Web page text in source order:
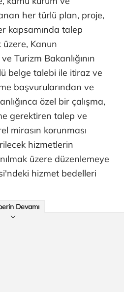
her türlü plan, proje,
kapsamında talep
Kanun
Turizm Bakanlığının
belge talebi ile itiraz ve
başvurularından ve
özel bir çalışma,
gerektiren talep ve
mirasın korunması
hizmetlerin
üzere düzenlemeye
hizmet bedelleri
Devamı